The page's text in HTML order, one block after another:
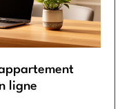
ligne